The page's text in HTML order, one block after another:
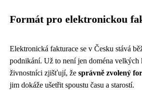
Formát pro elektronickou
Elektronická fakturace se v Česku stává
podnikání. Už to není jen doména
živnostníci zjišťují, že správně zvolený
jim dokáže ušetřit spoustu času a starostí.